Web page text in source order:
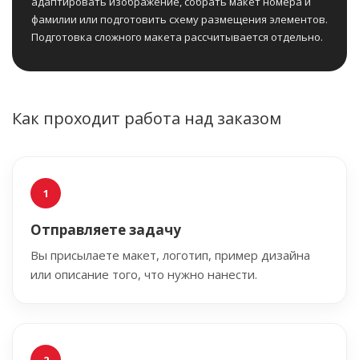
фамилии или подготовить схему размещения элементов.
Подготовка сложного макета рассчитывается отдельно.
Как проходит работа над заказом
Отправляете задачу
Вы присылаете макет, логотип, пример дизайна
или описание того, что нужно нанести.